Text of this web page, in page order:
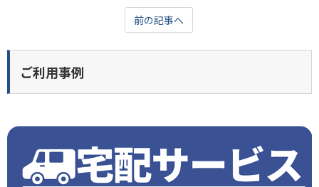
前の記事へ
ご利用事例